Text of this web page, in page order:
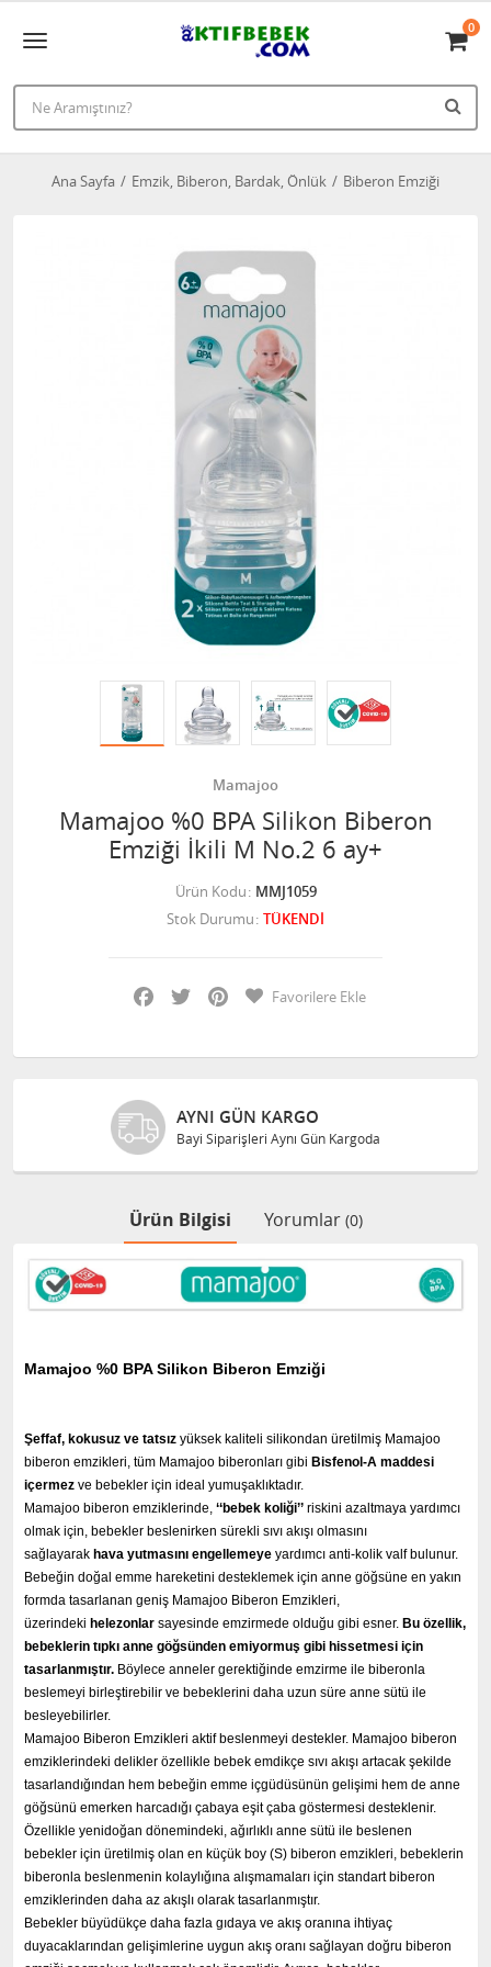
0
Ana Sayfa Emzik, Biberon, Bardak, Önlük Biberon Emziği
Mamajoo
Mamajoo %0 BPA Silikon Biberon
Emziği İkili M No.2 6 ay+
Ürün Kodu MMJ1059
Stok Durumu TÜKENDİ
Facebook
Twitter PinterestFavorilere Ekle
XML ve Dropship de 15
Ürün Bilgisi Yorumlar (0)
Mamajoo %0 BPA Silikon Biberon Emziği
Şeffaf, kokusuz ve tatsız yüksek kaliteli silikondan üretilmiş Mamajoo
biberon emzikleri, tüm Mamajoo biberonları gibi Bisfenol-A maddesi
içermez ve bebekler için ideal yumuşaklıktadır.
Mamajoo biberon emziklerinde, ‘‘bebek koliği’’ riskini azaltmaya yardımcı
olmak için, bebekler beslenirken sürekli sıvı akışı olmasını
sağlayarak hava yutmasını engellemeye yardımcı anti-kolik valf bulunur.
Bebeğin doğal emme hareketini desteklemek için anne göğsüne en yakın
formda tasarlanan geniş Mamajoo Biberon Emzikleri,
üzerindeki helezonlar sayesinde emzirmede olduğu gibi esner. Bu özellik,
bebeklerin tıpkı anne göğsünden emiyormuş gibi hissetmesi için
tasarlanmıştır. Böylece anneler gerektiğinde emzirme ile biberonla
beslemeyi birleştirebilir ve bebeklerini daha uzun süre anne sütü ile
besleyebilirler.
Mamajoo Biberon Emzikleri aktif beslenmeyi destekler. Mamajoo biberon
emziklerindeki delikler özellikle bebek emdikçe sıvı akışı artacak şekilde
tasarlandığından hem bebeğin emme içgüdüsünün gelişimi hem de anne
göğsünü emerken harcadığı çabaya eşit çaba göstermesi desteklenir.
Özellikle yenidoğan dönemindeki, ağırlıklı anne sütü ile beslenen
bebekler için üretilmiş olan en küçük boy (S) biberon emzikleri, bebeklerin
biberonla beslenmenin kolaylığına alışmamaları için standart biberon
emziklerinden daha az akışlı olarak tasarlanmıştır.
Bebekler büyüdükçe daha fazla gıdaya ve akış oranına ihtiyaç
duyacaklarından gelişimlerine uygun akış oranı sağlayan doğru biberon